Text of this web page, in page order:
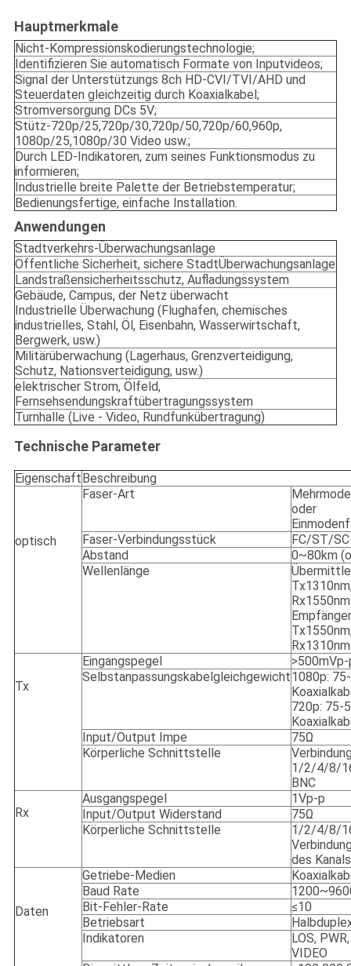
Hauptmerkmale
Nicht-Kompressionskodierungstechnologie;
Identifizieren Sie automatisch Formate von Inputvideos;
Signal der Unterstützungs 8ch HD-CVI/TVI/AHD und
Steuerdaten gleichzeitig durch Koaxialkabel;
Stromversorgung DCs 5V;
Stütz-720p/25,720p/30,720p/50,720p/60,960p,
1080p/25,1080p/30 Video usw.;
Durch LED-Indikatoren, zum seines Funktionsmodus zu
informieren;
Industrielle breite Palette der Betriebstemperatur;
Bedienungsfertige, einfache Installation.
Anwendungen
Stadtverkehrs-Überwachungsanlage
Öffentliche Sicherheit, sichere StadtÜberwachungsanlage
Landstraßensicherheitsschutz, Aufladungssystem
Gebäude, Campus, der Netz überwacht
Industrielle Überwachung (Flughafen, chemisches
industrielles, Stahl, Öl, Eisenbahn, Wasserwirtschaft,
Bergwerk, usw.)
Militärüberwachung (Lagerhaus, Grenzverteidigung,
Schutz, Nationsverteidigung, usw.)
elektrischer Strom, Ölfeld,
Fernsehsendungskraftübertragungssystem
Turnhalle (Live - Video, Rundfunkübertragung)
Technische Parameter
Eigenschaft Beschreibung
optisch
Faser-Art
oder
Faser-Verbindungsstück
FC/ST/SC
Abstand
0~80km
Wellenlänge
Rx1550nm
Empfänger
Tx
Eingangspegel
Selbstanpassungskabelgleichgewicht1080p:
720p: 75-5
Input/Output Impe
75Ω
Körperliche Schnittstelle
1/2/4/8/
BNC
Rx
Ausgangspegel
1Vp-p
Input/Output Widerstand
75Ω
Körperliche Schnittstelle
1/2/4/8/
des
Daten
Getriebe-Medien
Baud Rate
Bit-Fehler-Rate
≤10
Betriebsart
Indikatoren
LOS,
VIDEO